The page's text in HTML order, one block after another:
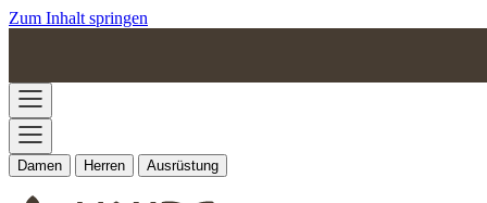
Zum Inhalt springen
Damen Herren Ausrüstung